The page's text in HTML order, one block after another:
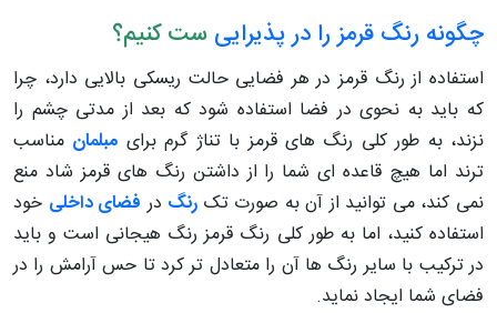
چگونه رنگ قرمز را در پذیرایی ست کنیم؟
استفاده از رنگ قرمز در هر فضایی حالت ریسکی بالایی دارد، چرا
که باید به نحوی در فضا استفاده شود که بعد از مدتی چشم را
نزند، به طور کلی رنگ های قرمز با تناژ گرم برای مبلمان مناسب
ترند اما هیچ قاعده ای شما را از داشتن رنگ های قرمز شاد منع
نمی کند، می توانید از آن به صورت تک رنگ در فضای داخلی خود
استفاده کنید، اما به طور کلی رنگ قرمز رنگ هیجانی است و باید
در ترکیب با سایر رنگ ها آن را متعادل تر کرد تا حس آرامش را در
فضای شما ایجاد نماید.